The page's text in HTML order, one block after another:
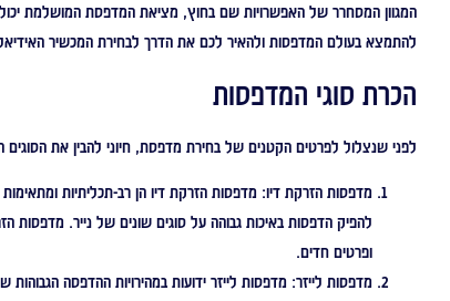
המגוון המסחרר של האפשרויות שם בחוץ, מציאת המדפסת המושלמת
להתמצא בעולם המדפסות ולהאיר לכם את הדרך לבחירת המכשיר
הכרת סוגי המדפסות
לפני שנצלול לפרטים הקטנים של בחירת מדפסת, חיוני להבין את הסוגים
מדפסות הזרקת דיו: מדפסות הזרקת דיו הן רב-תכליתיות
להפיק הדפסות באיכות גבוהה על סוגים שונים של נייר. מדפסות
ופרטים חדים.
מדפסות לייזר: מדפסות לייזר ידועות במהירויות ההדפסה